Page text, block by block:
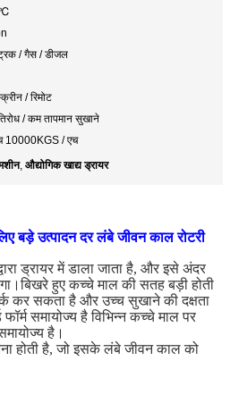
℃
/ गैस / डीजल
/ रिमोट
/ कम तापमान सुखाने
10000KGS / एच
, औद्योगिक खाद्य ड्रायर
बड़े उत्पादन दर लंबे जीवन काल रोटरी
ड्रायर में डाला जाता है, और इसे अंदर
हुए कच्चे माल की सतह बड़ी होती
कर सकता है और उच्च सुखाने की दक्षता
समायोज्य है विभिन्न कच्चे माल पर
है।
होती है, जो इसके लंबे जीवन काल को